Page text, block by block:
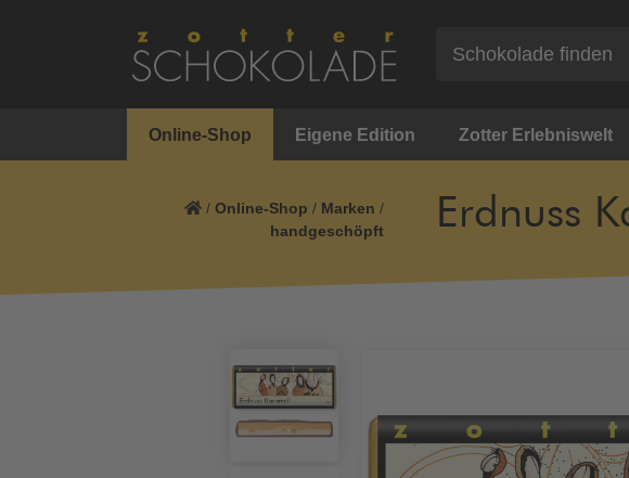
Online-Shop Eigene Edition Zotter Erlebniswelt
/ Online-Shop / Marken /
handgeschöpft
Erdnuss